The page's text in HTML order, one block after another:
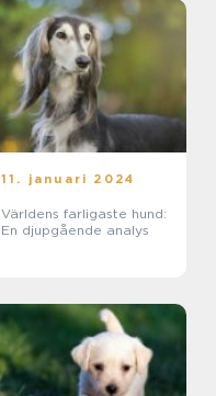
11. januari 2024
Världens farligaste hund:
En djupgående analys